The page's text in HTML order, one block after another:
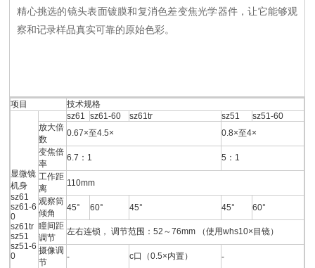
精心挑选的镜头表面镀膜和复消色差变焦光学器件，让它能够观
察和记录样品真实可靠的原始色彩。
项目 技术规格
显微镜
机身
sz61
sz61-6
0
sz61tr
sz51
sz51-6
0
sz61 sz61-60 sz61tr sz51
sz51-60
放大倍
数
0.67×至4.5×
0.8×至4×
变焦倍
率
6.7：1
5：1
工作距
离
110mm
观察筒
倾角
45° 60° 45° 45°
60°
瞳间距
调节
左右连锁， 调节范围：52～76mm （使用whs10×目镜）
摄像调
节
- c口（0.5×内置）
-